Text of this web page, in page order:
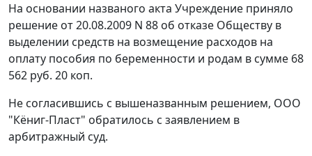
На основании названого акта Учреждение приняло
решение от 20.08.2009 N 88 об отказе Обществу в
выделении средств на возмещение расходов на
оплату пособия по беременности и родам в сумме 68
562 руб. 20 коп.
Не согласившись с вышеназванным решением, ООО
"Кёниг-Пласт" обратилось с заявлением в
арбитражный суд.